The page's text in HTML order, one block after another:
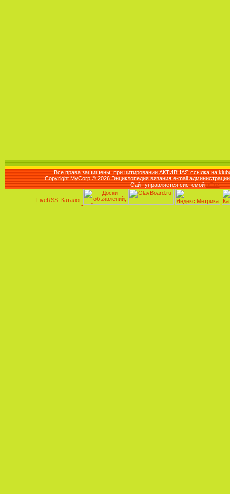
Все права защищены, при цитировании АКТИВНАЯ ссылка на
Copyright MyCorp © 2026 Энциклопедия вязания e-mail
Сайт управляется системойuCoz